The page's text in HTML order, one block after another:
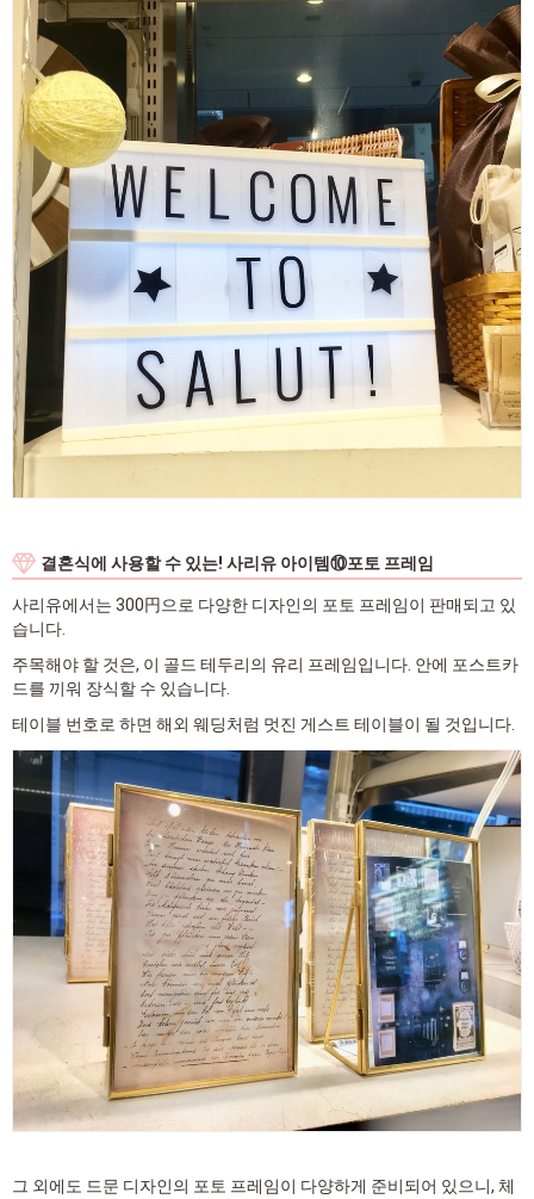
결혼식에 사용할 수 있는! 사리유 아이템⑩포토 프레임
사리유에서는 300円으로 다양한 디자인의 포토 프레임이 판매되고 있
습니다.
주목해야 할 것은, 이 골드 테두리의 유리 프레임입니다. 안에 포스트카
드를 끼워 장식할 수 있습니다.
테이블 번호로 하면 해외 웨딩처럼 멋진 게스트 테이블이 될 것입니다.
그 외에도 드문 디자인의 포토 프레임이 다양하게 준비되어 있으니, 체